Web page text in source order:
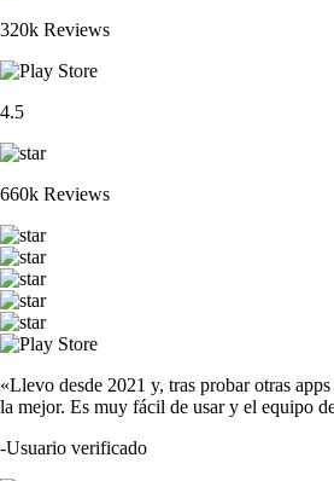
320k Reviews
4.5
660k Reviews
«Llevo desde 2021 y, tras probar otras
la mejor. Es muy fácil de usar y el equipo
-Usuario verificado